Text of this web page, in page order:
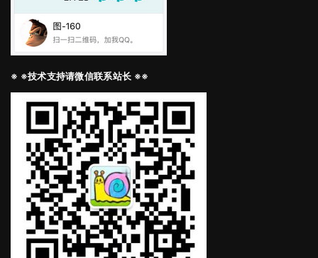
※ ※技术支持请微信联系站长 ※※